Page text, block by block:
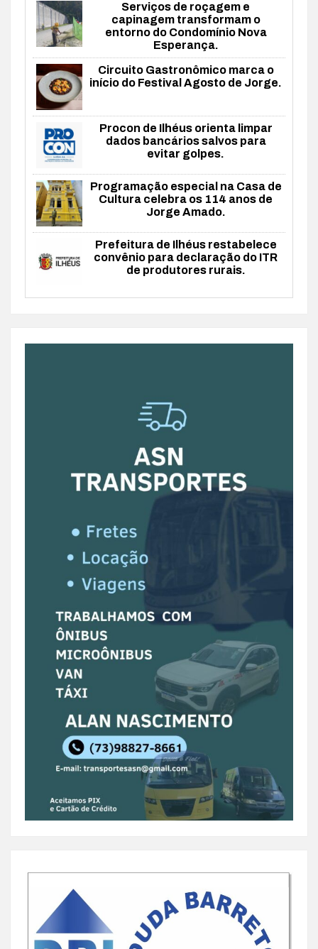
Serviços de roçagem e
capinagem transformam o
entorno do Condomínio Nova
Esperança.
Circuito Gastronômico marca o
início do Festival Agosto de Jorge.
Procon de Ilhéus orienta limpar
dados bancários salvos para
evitar golpes.
Programação especial na Casa de
Cultura celebra os 114 anos de
Jorge Amado.
Prefeitura de Ilhéus restabelece
convênio para declaração do ITR
de produtores rurais.